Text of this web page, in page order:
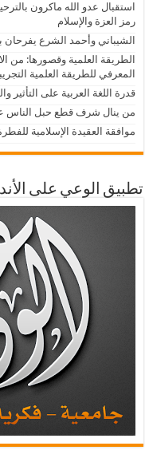
استقبال عدو الله ماكرون
رمز العزة والإسلام
الشيباني وأحمد الشرع
الطريقة العلمية وقصورها: من
المعرفي للطريقة العلمية
قدرة اللغة العربية على التأثير
من ينال شرف قطع حبل الناس
موافقة العقيدة الإسلامية
تطبيق الوعي على